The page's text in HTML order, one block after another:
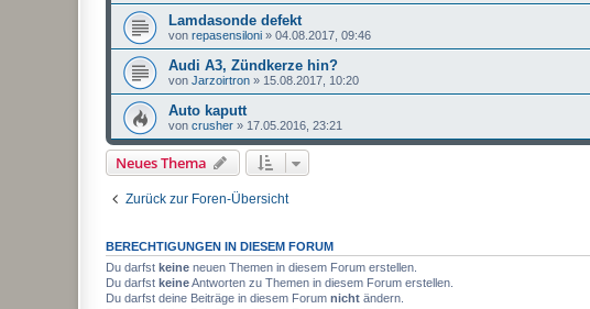
Lamdasonde defekt
von repasensiloni » 04.08.2017, 09:46
Audi A3, Zündkerze hin?
von Jarzoirtron » 15.08.2017, 10:20
Auto kaputt
von crusher » 17.05.2016, 23:21
Neues Thema
Zurück zur Foren-Übersicht
BERECHTIGUNGEN IN DIESEM FORUM
Du darfst keine neuen Themen in diesem Forum erstellen.
Du darfst keineAntworten zu Themen in diesem Forum erstellen.
Du darfst deine Beiträge in diesem Forum nicht ändern.